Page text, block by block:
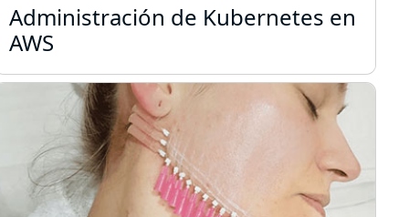
Administración de Kubernetes en AWS
Administración de Kubernetes en
AWS